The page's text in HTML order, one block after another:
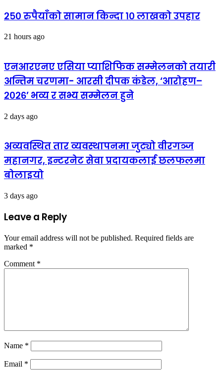
२५० रुपैयाँको सामान किन्दा १० लाखको उपहार
21 hours ago
एनआरएनए एसिया प्याशिफिक सम्मेलनको तयारी
अन्तिम चरणमा- आरसी दीपक कंडेल, ‘आरोहण–
२०२६’ भव्य र सभ्य सम्मेलन हुने
2 days ago
अव्यवस्थित तार व्यवस्थापनमा जुट्यो वीरगञ्ज
महानगर, इन्टरनेट सेवा प्रदायकलाई छलफलमा
बोलाइयो
3 days ago
Leave a Reply
Your email address will not be published. Required fields are
marked *
Comment *
Name *
Email *